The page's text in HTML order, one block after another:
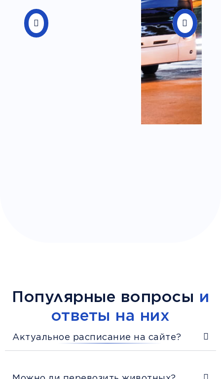
Популярные вопросы и
ответы на них
Актуальное расписание на сайте?